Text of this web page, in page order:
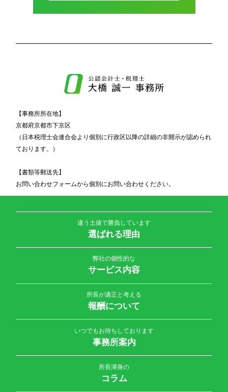
【事務所所在地】
京都府京都市下京区
（日本税理士会連合会より個別に行政区以降の詳細の非開示が認められ
ております。）
【書類等郵送先】
お問い合わせフォームから個別にお問い合わせください。
違う土俵で勝負しています
選ばれる理由
弊社の個性的な
サービス内容
所長が適正と考える
報酬について
いつでもお待ちしております
事務所案内
所長渾身の
コラム